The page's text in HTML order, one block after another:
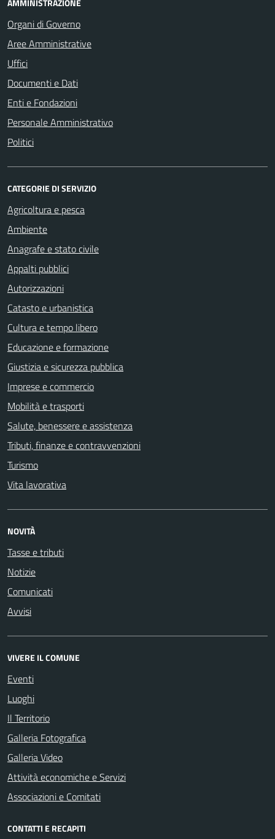
AMMINISTRAZIONE
Organi di Governo
Aree Amministrative
Uffici
Documenti e Dati
Enti e Fondazioni
Personale Amministrativo
Politici
CATEGORIE DI SERVIZIO
Agricoltura e pesca
Ambiente
Anagrafe e stato civile
Appalti pubblici
Autorizzazioni
Catasto e urbanistica
Cultura e tempo libero
Educazione e formazione
Giustizia e sicurezza pubblica
Imprese e commercio
Mobilità e trasporti
Salute, benessere e assistenza
Tributi, finanze e contravvenzioni
Turismo
Vita lavorativa
NOVITÀ
Tasse e tributi
Notizie
Comunicati
Avvisi
VIVERE IL COMUNE
Eventi
Luoghi
Il Territorio
Galleria Fotografica
Galleria Video
Attività economiche e Servizi
Associazioni e Comitati
CONTATTI E RECAPITI